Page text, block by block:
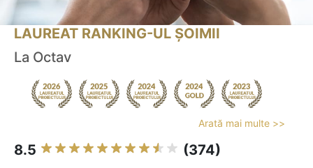
LAUREAT RANKING-UL ȘOIMII
La Octav
Arată mai multe >>
8.5 (374)